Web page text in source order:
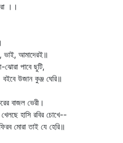
।।
আমাদেরই॥
পাবে ছুটি,
উজান কুঞ্জ ঘেরি॥
বাজল ভেরী।
হাসি রবির চোখে--
মোরা তাই যে হেরি॥